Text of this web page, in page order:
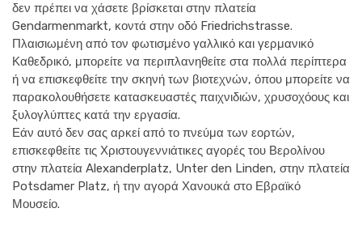
δεν πρέπει να χάσετε βρίσκεται στην πλατεία
Gendarmenmarkt, κοντά στην οδό Friedrichstrasse.
Πλαισιωμένη από τον φωτισμένο γαλλικό και γερμανικό
Καθεδρικό, μπορείτε να περιπλανηθείτε στα πολλά περίπτερα
ή να επισκεφθείτε την σκηνή των βιοτεχνών, όπου μπορείτε να
παρακολουθήσετε κατασκευαστές παιχνιδιών, χρυσοχόους και
ξυλογλύπτες κατά την εργασία.
Εάν αυτό δεν σας αρκεί από το πνεύμα των εορτών,
επισκεφθείτε τις Χριστουγεννιάτικες αγορές του Βερολίνου
στην πλατεία Alexanderplatz, Unter den Linden, στην πλατεία
Potsdamer Platz, ή την αγορά Χανουκά στο Εβραϊκό
Μουσείο.